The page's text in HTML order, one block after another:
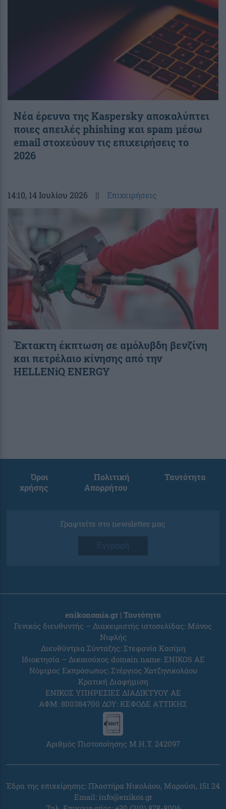
Νέα έρευνα της Kaspersky αποκαλύπτει
ποιες απειλές phishing και spam μέσω
email στοχεύουν τις επιχειρήσεις το
2026
14:10, 14 Ιουλίου 2026 || Επιχειρήσεις
Έκτακτη έκπτωση σε αμόλυβδη βενζίνη
και πετρέλαιο κίνησης από την
HELLENiQ ENERGY
Όροι
χρήσης
Πολιτική
Απορρήτου
Ταυτότητα
Γραφτείτε στο newsletter μας
Εγγραφή
enikonomia.gr | Ταυτότητα
Γενικός διευθυντής – Διαχειριστής ιστοσελίδας: Μάνος
Νιφλής
Διευθύντρια Σύνταξης: Στεφανία Κασίμη
Ιδιοκτησία – Δικαιούχος domain name: ENIKOS AE
Νόμιμος Εκπρόσωπος: Στέργιος Χατζηνικολάου
Κρατική Διαφήμιση
ΕΝΙΚΟΣ ΥΠΗΡΕΣΙΕΣ ΔΙΑΔΙΚΤΥΟΥ ΑΕ
ΑΦΜ: 800384700 ΔΟΥ: ΚΕΦΟΔΕ ΑΤΤΙΚΗΣ
Αριθμός Πιστοποίησης Μ.Η.Τ. 242097
Έδρα της επιχείρησης: Πλαστήρα Νικολάου, Μαρούσι, 151 24
Email: info@enikos.gr